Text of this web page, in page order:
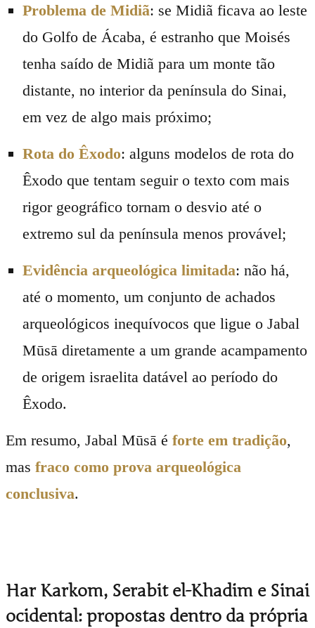
Problema de Midiã: se Midiã ficava ao leste
do Golfo de Ácaba, é estranho que Moisés
tenha saído de Midiã para um monte tão
distante, no interior da península do Sinai,
em vez de algo mais próximo;
Rota do Êxodo: alguns modelos de rota do
Êxodo que tentam seguir o texto com mais
rigor geográfico tornam o desvio até o
extremo sul da península menos provável;
Evidência arqueológica limitada: não há,
até o momento, um conjunto de achados
arqueológicos inequívocos que ligue o Jabal
Mūsā diretamente a um grande acampamento
de origem israelita datável ao período do
Êxodo.
Em resumo, Jabal Mūsā é forte em tradição,
mas fraco como prova arqueológica
conclusiva.
Har Karkom, Serabit el-Khadim e Sinai
ocidental: propostas dentro da própria